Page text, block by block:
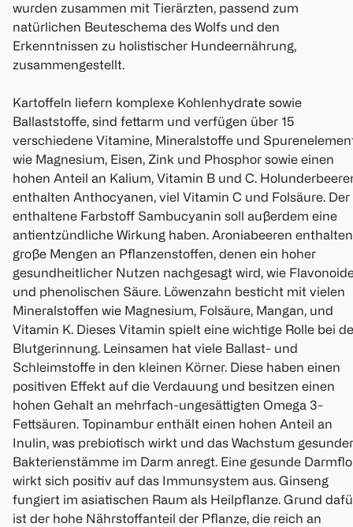
wurden zusammen mit Tierärzten, passend zum
natürlichen Beuteschema des Wolfs und den
Erkenntnissen zu holistischer Hundeernährung,
zusammengestellt.
Kartoffeln liefern komplexe Kohlenhydrate sowie
Ballaststoffe, sind fettarm und verfügen über 15
verschiedene Vitamine, Mineralstoffe und
wie Magnesium, Eisen, Zink und Phosphor sowie einen
hohen Anteil an Kalium, Vitamin B und C.
enthalten Anthocyanen, viel Vitamin C und Folsäure. Der
enthaltene Farbstoff Sambucyanin soll außerdem eine
antientzündliche Wirkung haben. Aroniabeeren enthalten
große Mengen an Pflanzenstoffen, denen ein hoher
gesundheitlicher Nutzen nachgesagt wird, wie
und phenolischen Säure. Löwenzahn besticht mit vielen
Mineralstoffen wie Magnesium, Folsäure, Mangan, und
Vitamin K. Dieses Vitamin spielt eine wichtige Rolle bei
Blutgerinnung. Leinsamen hat viele Ballast- und
Schleimstoffe in den kleinen Körner. Diese haben einen
positiven Effekt auf die Verdauung und besitzen einen
hohen Gehalt an mehrfach-ungesättigten Omega 3-
Fettsäuren. Topinambur enthält einen hohen Anteil an
Inulin, was prebiotisch wirkt und das Wachstum gesunder
Bakterienstämme im Darm anregt. Eine gesunde
wirkt sich positiv auf das Immunsystem aus. Ginseng
fungiert im asiatischen Raum als Heilpflanze. Grund
ist der hohe Nährstoffanteil der Pflanze, die reich an